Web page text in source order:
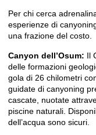
Per chi cerca
esperienze di
una frazione del costo.
Canyon dell’Osum: Il
delle formazioni
gola di 26 chilometri
guidate di canyoning
cascate, nuotate
piscine naturali.
dell’acqua sono sicuri.